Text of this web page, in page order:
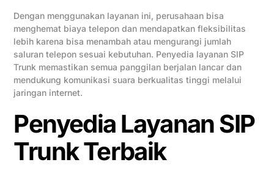
Dengan menggunakan layanan ini, perusahaan bisa
menghemat biaya telepon dan mendapatkan fleksibilitas
lebih karena bisa menambah atau mengurangi jumlah
saluran telepon sesuai kebutuhan. Penyedia layanan SIP
Trunk memastikan semua panggilan berjalan lancar dan
mendukung komunikasi suara berkualitas tinggi melalui
jaringan internet.
Penyedia Layanan SIP
Trunk Terbaik